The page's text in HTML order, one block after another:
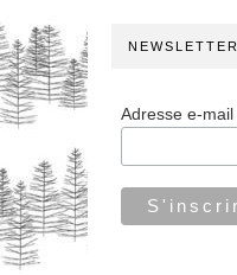
NEWSLETTER
Adresse e-mail